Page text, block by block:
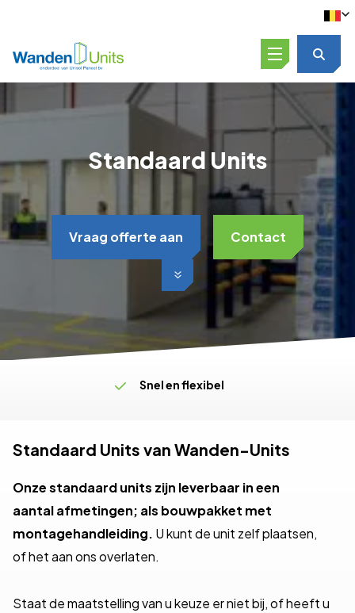
Open menu
Standaard Units
Vraag offerte aan Contact
Scroll naar beneden
Levering op maat
Snel en flexibel
Klantgericht
Standaard Units van Wanden-Units
Onze standaard units zijn leverbaar in een
aantal afmetingen; als bouwpakket met
montagehandleiding. U kunt de unit zelf plaatsen,
of het aan ons overlaten.
Staat de maatstelling van u keuze er niet bij, of heeft u